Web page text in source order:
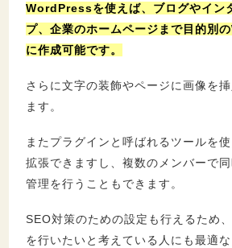
WordPressを使えば、ブログやイン
プ、企業のホームページまで目的別
に作成可能です。
さらに文字の装飾やページに画像を
ます。
またプラグインと呼ばれるツールを
拡張できますし、複数のメンバーで
管理を行うこともできます。
SEO対策のための設定も行えるため
を行いたいと考えている人にも最適